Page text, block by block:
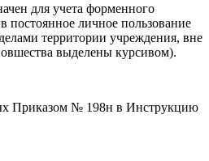
для учета форменного
личное пользование
территории учреждения, вне
выделены курсивом).
Приказом № 198н в Инструкцию